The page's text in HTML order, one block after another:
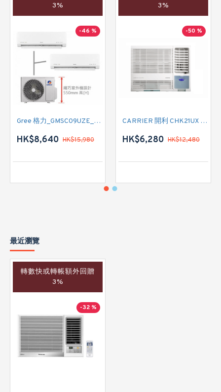
3%
-46 %
Gree 格力_GMSC09UZE_GMSC12UZE_GMSC18UZC_R32 掛牆變頻式1拖2分體冷氣機 (淨冷型)
HK$8,640 HK$15,980
3%
-50 %
CARRIER 開利 CHK21UX 二匹半 變頻淨冷窗口式冷氣機 (附遙控)
HK$6,280 HK$12,480
最近瀏覽
轉數快或轉帳額外回贈
3%
-32 %